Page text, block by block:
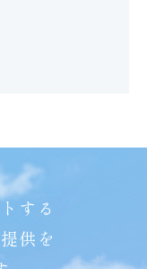
する
供を